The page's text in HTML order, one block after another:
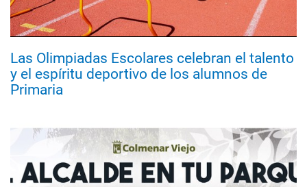
Las Olimpiadas Escolares celebran el talento
y el espíritu deportivo de los alumnos de
Primaria